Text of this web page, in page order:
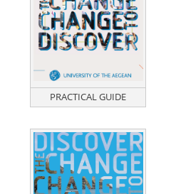
PRACTICAL GUIDE